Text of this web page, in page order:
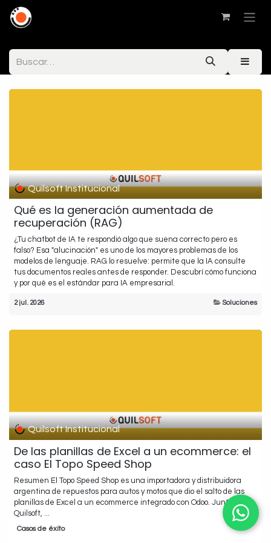
Quilsoft Institucional
Qué es la generación aumentada de
recuperación (RAG)
¿Tu chatbot de IA te respondió algo que suena correcto pero es
falso? Esa "alucinación" es uno de los mayores problemas de los
modelos de lenguaje. RAG lo resuelve: permite que la IA consulte
tus documentos reales antes de responder. Descubrí cómo funciona
y por qué es el estándar para IA empresarial.
2 jul. 2026 Soluciones
Quilsoft Institucional
De las planillas de Excel a un ecommerce: el
caso El Topo Speed Shop
Resumen El Topo Speed Shop es una importadora y distribuidora
argentina de repuestos para autos y motos que dio el salto de las
planillas de Excel a un ecommerce integrado con Odoo. Junto a
Quilsoft, ...
Casos de éxito